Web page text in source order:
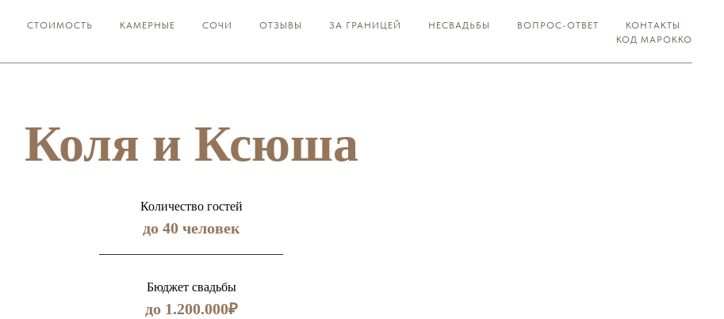
СТОИМОСТЬ КАМЕРНЫЕ СОЧИ ОТЗЫВЫ ЗА ГРАНИЦЕЙ НЕСВАДЬБЫ ВОПРОС-ОТВЕТ
КОНТАКТЫ
КОД МАРОККО
Коля и Ксюша
Количество гостей
до 40 человек
Бюджет свадьбы
до 1.200.000₽